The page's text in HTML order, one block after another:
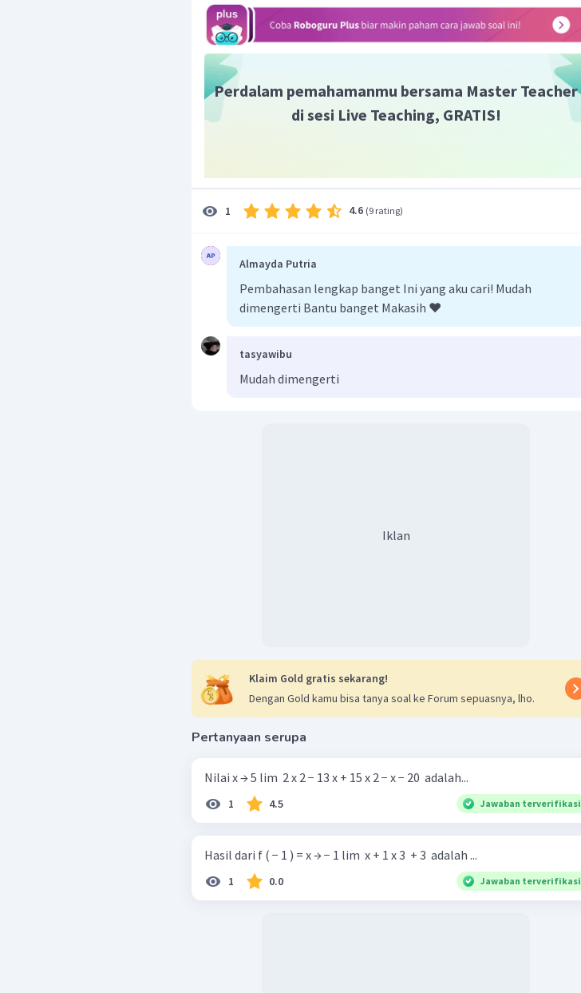
Perdalam pemahamanmu bersama Master Teacher
di sesi Live Teaching, GRATIS!
1 4.6 (9 rating)
Almayda Putria
Pembahasan lengkap banget Ini yang aku cari! Mudah
dimengerti Bantu banget Makasih ❤️
tasyawibu
Mudah dimengerti
Iklan
Klaim Gold gratis sekarang!
Dengan Gold kamu bisa tanya soal ke Forum sepuasnya, lho.
Pertanyaan serupa
Nilai x → 5 lim ​ 2 x 2 − 13 x + 15 x 2 − x − 20 ​ adalah...
1 4.5 Jawaban terverifikasi
Hasil dari f ( − 1 ) = x → − 1 lim ​ x + 1 x 3 ​ + 3 ​ adalah ...
1 0.0 Jawaban terverifikasi